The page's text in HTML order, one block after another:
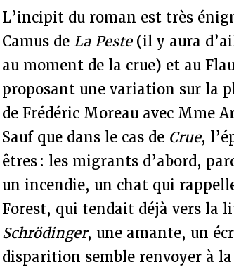
L’incipit du roman est très
Camus de La Peste(il y aura
au moment de la crue) et au
proposant une variation sur la
de Frédéric Moreau avec Mme
Sauf que dans le cas de Crue,
êtres : les migrants d’abord,
un incendie, un chat qui
Forest, qui tendait déjà vers la
Schrödinger, une amante, un
disparition semble renvoyer à